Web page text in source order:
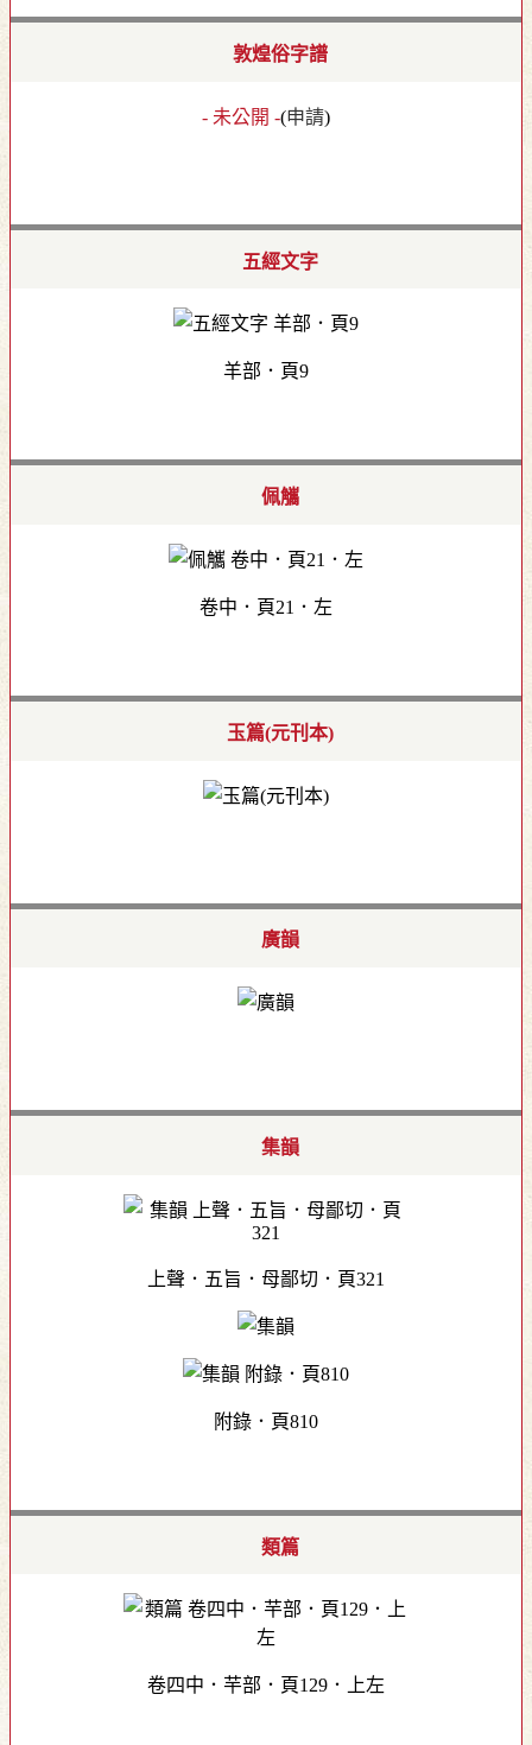
敦煌俗字譜
- 未公開 -(申請)
五經文字
羊部．頁9
佩觿
卷中．頁21．左
玉篇(元刊本)
廣韻
集韻
上聲．五旨．母鄙切．頁321
附錄．頁810
類篇
卷四中．芉部．頁129．上左